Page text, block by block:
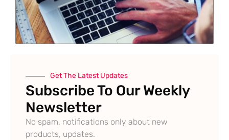
Get The Latest Updates
Subscribe To Our Weekly
Newsletter
No spam, notifications only about new
products, updates.